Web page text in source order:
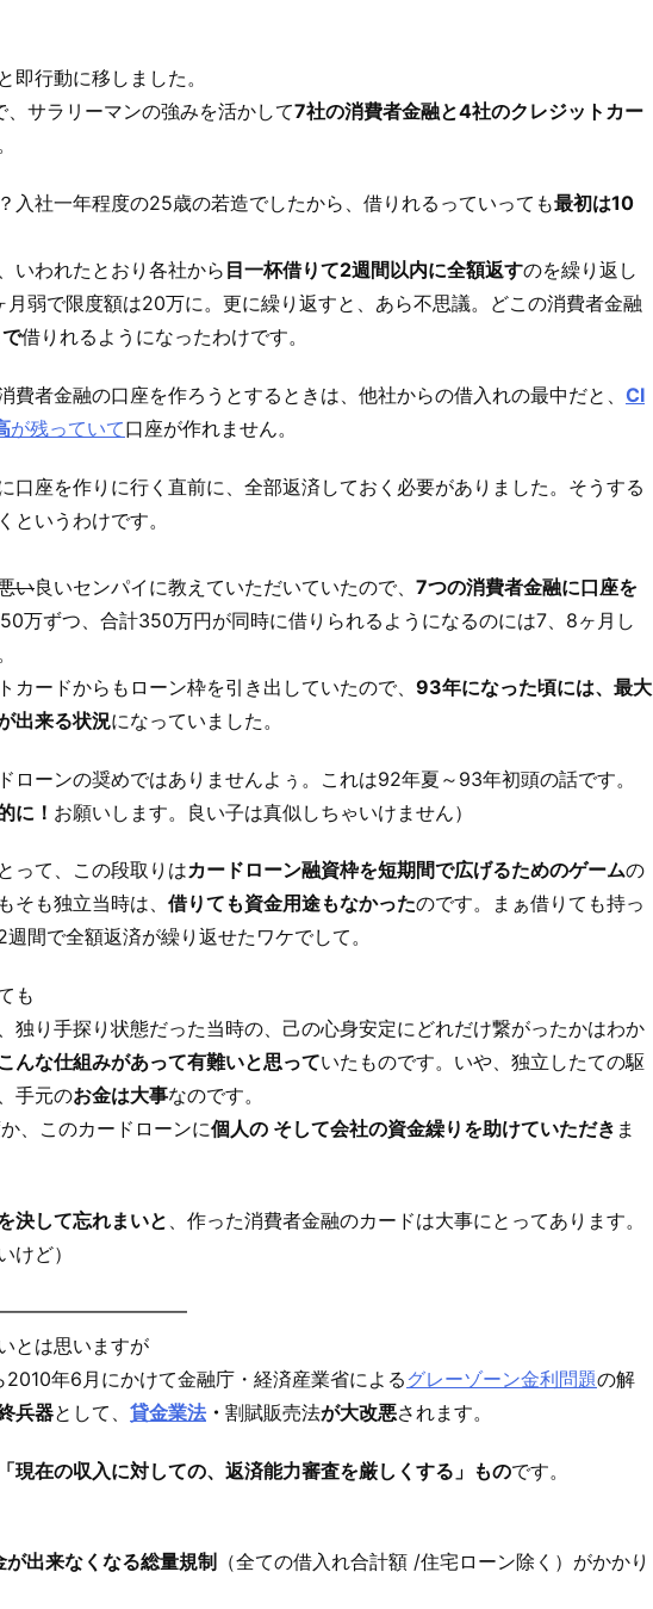
即行動に移しました。
サラリーマンの強みを活かして7社の消費者金融と4社のクレジットカー
入社一年程度の25歳の若造でしたから、借りれるっていっても最初は10
いわれたとおり各社から 目一杯借りて2週間以内に全額返すのを繰り返し
月弱で限度額は20万に。更に繰り返すと、あら不思議。どこの消費者金融
借りれるようになったわけです。
費者金融の口座を作ろうとするときは、他社からの借入れの最中だと、 CI
が残っていて口座が作れません。
口座を作りに行く直前に、全部返済しておく必要がありました。そうする
というわけです。
い良いセンパイに教えていただいていたので、 7つの消費者金融に口座を
50万ずつ、合計350万円が同時に借りられるようになるのには7、8ヶ月し
カードからもローン枠を引き出していたので、 93年になった頃には、最大
出来る状況になっていました。
ローンの奨めではありませんよぅ。これは92年夏～93年初頭の話です。
に！ お願いします。良い子は真似しちゃいけません）
って、この段取りはカードローン融資枠を短期間で広げるためのゲームの
そも独立当時は、 借りても資金用途もなかったのです。まぁ借りても持っ
間で全額返済が繰り返せたワケでして。
も
独り手探り状態だった当時の、己の心身安定にどれだけ繋がったかはわか
こんな仕組みがあって有難いと思っていたものです。いや、独立したての駆
手元のお金は大事なのです。
、このカードローンに個人の そして会社の資金繰りを助けていただき ま
決して忘れまいと 、作った消費者金融のカードは大事にとってあります。
けど）
とは思いますが
年6月にかけて金融庁・経済産業省によるグレーゾーン金利問題の解
兵器として、 貸金業法・ 割賦販売法が大改悪されます。
「現在の収入に対しての、返済能力審査を厳しくする」ものです。
出来なくなる総量規制
（全ての借入れ合計額 /住宅ローン除く）がかかり